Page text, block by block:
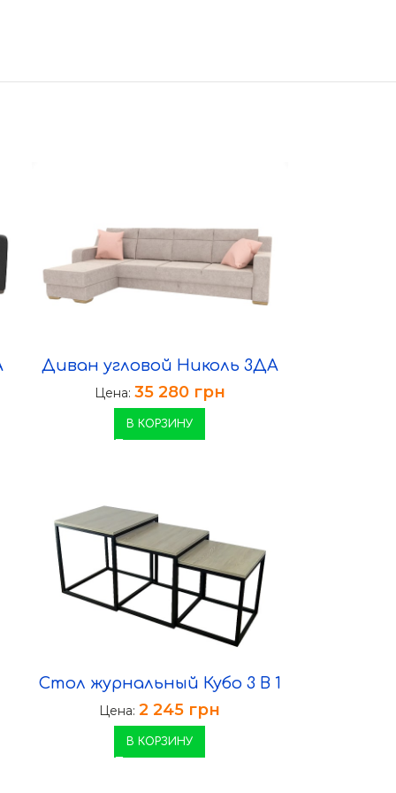
Диван угловой Николь 3ДА
Цена: 35 280 грн
В КОРЗИНУ
Стол журнальный Кубо 3 В 1
Цена:2 245 грн
В КОРЗИНУ